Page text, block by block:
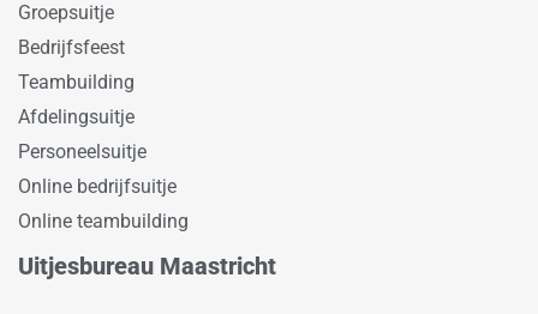
Groepsuitje
Bedrijfsfeest
Teambuilding
Afdelingsuitje
Personeelsuitje
Online bedrijfsuitje
Online teambuilding
Uitjesbureau Maastricht